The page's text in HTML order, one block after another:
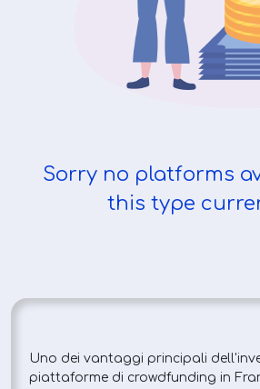
Sorry no platforms
this type
Uno dei vantaggi principali
piattaforme di crowdfunding in